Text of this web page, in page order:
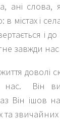
ані слова,
в містах і
і
завжди
доволі
нас. Він
Він ішов
та